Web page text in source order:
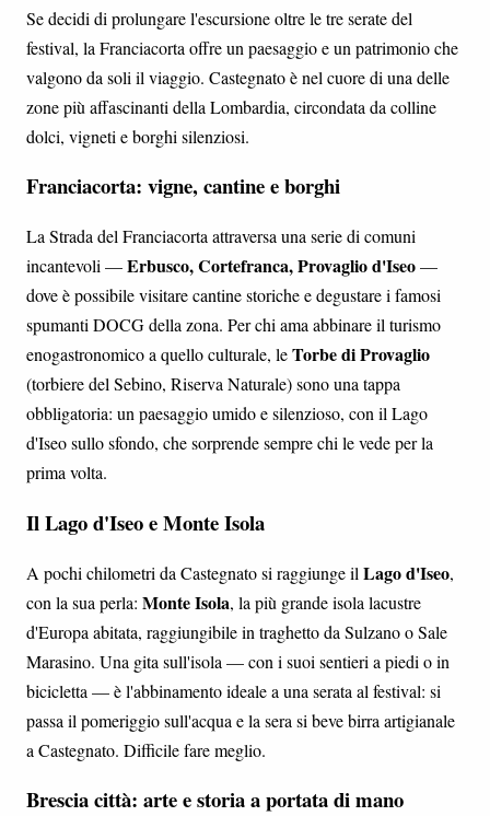
Se decidi di prolungare l'escursione oltre le tre serate del
festival, la Franciacorta offre un paesaggio e un patrimonio che
valgono da soli il viaggio. Castegnato è nel cuore di una delle
zone più affascinanti della Lombardia, circondata da colline
dolci, vigneti e borghi silenziosi.
Franciacorta: vigne, cantine e borghi
La Strada del Franciacorta attraversa una serie di comuni
incantevoli —Erbusco, Cortefranca, Provaglio d'Iseo—
dove è possibile visitare cantine storiche e degustare i famosi
spumanti DOCG della zona. Per chi ama abbinare il turismo
enogastronomico a quello culturale, leTorbe di Provaglio
(torbiere del Sebino, Riserva Naturale) sono una tappa
obbligatoria: un paesaggio umido e silenzioso, con il Lago
d'Iseo sullo sfondo, che sorprende sempre chi le vede per la
prima volta.
Il Lago d'Iseo e Monte Isola
A pochi chilometri da Castegnato si raggiunge il Lago d'Iseo,
con la sua perla: Monte Isola, la più grande isola lacustre
d'Europa abitata, raggiungibile in traghetto da Sulzano o Sale
Marasino. Una gita sull'isola — con i suoi sentieri a piedi o in
bicicletta — è l'abbinamento ideale a una serata al festival: si
passa il pomeriggio sull'acqua e la sera si beve birra artigianale
a Castegnato. Difficile fare meglio.
Brescia città: arte e storia a portata di mano